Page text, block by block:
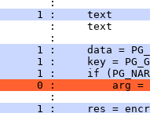
:
1 :     text
:     text
:
1 :     data =
1 :     key =
1 :     if
0 :         arg =
:
1 :     res =